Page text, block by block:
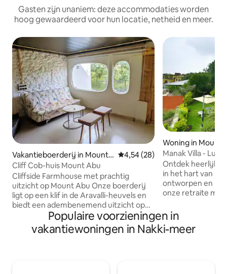
Gasten zijn unaniem: deze accommodaties worden
hoog gewaardeerd voor hun locatie, netheid en meer.
Vakantieboerderij in Mount
Abu
Gemiddelde beoordeling van
4,54 (28)
Cliff Cob-huis Mount Abu
Cliffside Farmhouse met prachtig
uitzicht op Mount Abu Onze boerderij
ligt op een klif in de Aravalli-heuvels en
biedt een adembenemend uitzicht op
de berg Abu door Franse en kolframen.
Omgeven door weelderige natuur, is het
een sereen toevluchtsoord dat rustieke
Woning in Mount
Manak Villa -
Ontdek heerlijke
in het hart van
ontworpen en
onze retraite
slaapkamers met
geniet van een
keuken en
Populaire voorzieningen in
vakantiewoningen in Nakki-meer